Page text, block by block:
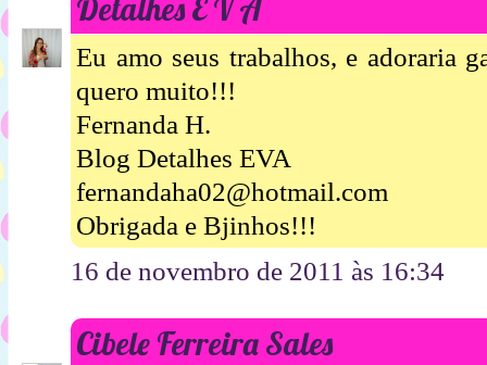
Detalhes E V A
Eu amo seus trabalhos, e adoraria
quero muito!!!
Fernanda H.
Blog Detalhes EVA
fernandaha02@hotmail.com
Obrigada e Bjinhos!!!
16 de novembro de 2011 às 16:34
Cibele Ferreira Sales